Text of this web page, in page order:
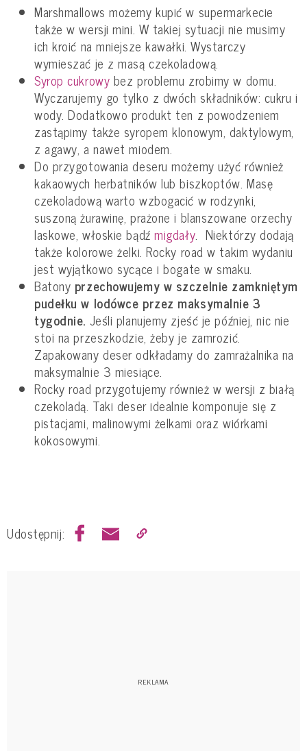
Marshmallows możemy kupić w supermarkecie
także w wersji mini. W takiej sytuacji nie musimy
ich kroić na mniejsze kawałki. Wystarczy
wymieszać je z masą czekoladową.
Syrop cukrowy bez problemu zrobimy w domu.
Wyczarujemy go tylko z dwóch składników: cukru i
wody. Dodatkowo produkt ten z powodzeniem
zastąpimy także syropem klonowym, daktylowym,
z agawy, a nawet miodem.
Do przygotowania deseru możemy użyć również
kakaowych herbatników lub biszkoptów. Masę
czekoladową warto wzbogacić w rodzynki,
suszoną żurawinę, prażone i blanszowane orzechy
laskowe, włoskie bądźmigdały. Niektórzy dodają
także kolorowe żelki. Rocky road w takim wydaniu
jest wyjątkowo sycące i bogate w smaku.
Batony przechowujemy w szczelnie zamkniętym
pudełku w lodówce przez maksymalnie 3
tygodnie. Jeśli planujemy zjeść je później, nic nie
stoi na przeszkodzie, żeby je zamrozić.
Zapakowany deser odkładamy do zamrażalnika na
maksymalnie 3 miesiące.
Rocky road przygotujemy również w wersji z białą
czekoladą. Taki deser idealnie komponuje się z
pistacjami, malinowymi żelkami oraz wiórkami
kokosowymi.
Udostępnij: